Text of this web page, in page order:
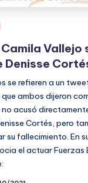
Vallejo
Denisse
se refieren a un
ambos dijeron
acusó
Cortés, pero
su fallecimiento. En
el actuar Fuerzas